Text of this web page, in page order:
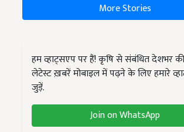
More Stories
हम व्हाट्सएप पर हैं! कृषि से संबंधित देशभर
लेटेस्ट ख़बरें मोबाइल में पढ़ने के लिए हमारे
जुड़ें.
Join on WhatsApp